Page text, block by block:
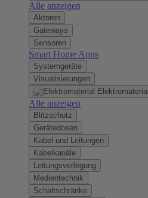
Alle anzeigen
Aktoren
Gateways
Sensoren
Smart Home Apps
Systemgeräte
Visualisierungen
Elektromaterial
Alle anzeigen
Blitzschutz
Gerätedosen
Kabel und Leitungen
Kabelkanäle
Leitungsverlegung
Medientechnik
Schaltschränke